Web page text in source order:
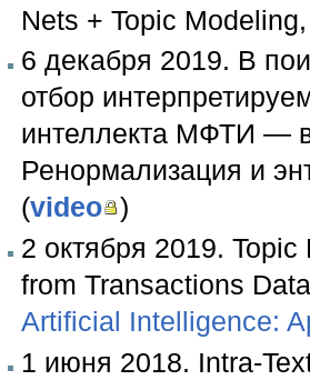
Nets + Topic
6 декабря 2019. В
отбор
интеллекта МФТИ —
Ренормализация и
(video )
2 октября 2019.
from Transactions
Artificial Intelligence:
1 июня 2018. Intra-